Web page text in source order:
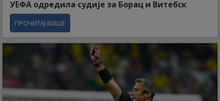
УЕФА одредила судије за Борац и Витебск
ПРОЧИТАЈ ВИШЕ